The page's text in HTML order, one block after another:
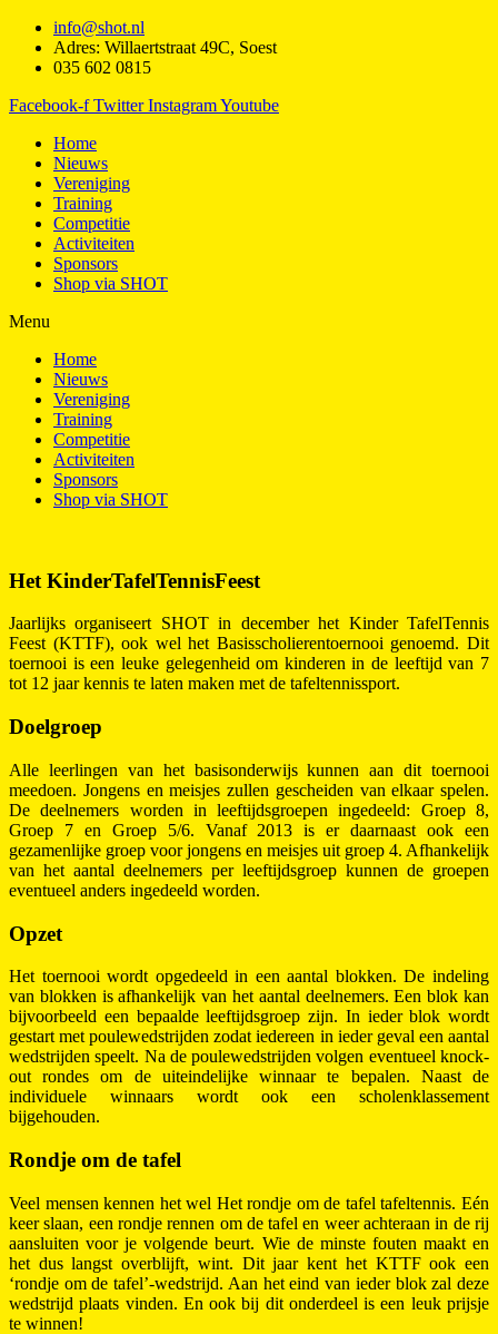
info@shot.nl
Adres: Willaertstraat 49C, Soest
035 602 0815
Facebook-f Twitter InstagramYoutube
Home
Nieuws
Vereniging
Training
Competitie
Activiteiten
Sponsors
Shop via SHOT
Menu
Home
Nieuws
Vereniging
Training
Competitie
Activiteiten
Sponsors
Shop via SHOT
Het KinderTafelTennisFeest
Jaarlijks organiseert SHOT in december het Kinder TafelTennis
Feest (KTTF), ook wel het Basisscholierentoernooi genoemd. Dit
toernooi is een leuke gelegenheid om kinderen in de leeftijd van 7
tot 12 jaar kennis te laten maken met de tafeltennissport.
Doelgroep
Alle leerlingen van het basisonderwijs kunnen aan dit toernooi
meedoen. Jongens en meisjes zullen gescheiden van elkaar spelen.
De deelnemers worden in leeftijdsgroepen ingedeeld: Groep 8,
Groep 7 en Groep 5/6. Vanaf 2013 is er daarnaast ook een
gezamenlijke groep voor jongens en meisjes uit groep 4. Afhankelijk
van het aantal deelnemers per leeftijdsgroep kunnen de groepen
eventueel anders ingedeeld worden.
Opzet
Het toernooi wordt opgedeeld in een aantal blokken. De indeling
van blokken is afhankelijk van het aantal deelnemers. Een blok kan
bijvoorbeeld een bepaalde leeftijdsgroep zijn. In ieder blok wordt
gestart met poulewedstrijden zodat iedereen in ieder geval een aantal
wedstrijden speelt. Na de poulewedstrijden volgen eventueel knock-
out rondes om de uiteindelijke winnaar te bepalen. Naast de
individuele winnaars wordt ook een scholenklassement
bijgehouden.
Rondje om de tafel
Veel mensen kennen het wel Het rondje om de tafel tafeltennis. Eén
keer slaan, een rondje rennen om de tafel en weer achteraan in de rij
aansluiten voor je volgende beurt. Wie de minste fouten maakt en
het dus langst overblijft, wint. Dit jaar kent het KTTF ook een
‘rondje om de tafel’-wedstrijd. Aan het eind van ieder blok zal deze
wedstrijd plaats vinden. En ook bij dit onderdeel is een leuk prijsje
te winnen!